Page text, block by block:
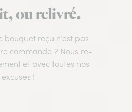
ou relivré.
bouquet reçu n’est pas
commande ? Nous re-
et avec toutes nos
excuses !